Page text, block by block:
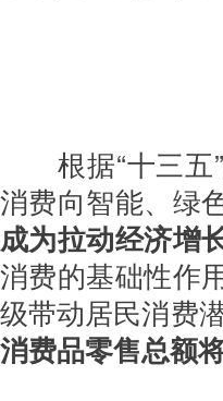
根据“十三
消费向智能、绿
成为拉动经济增
消费的基础性作
级带动居民消费
消费品零售总额